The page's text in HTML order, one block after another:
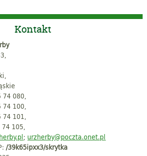
Kontakt
080,
100,
101,
105,
; urzherby@poczta.onet.pl
/39k65ipxx3/skrytka